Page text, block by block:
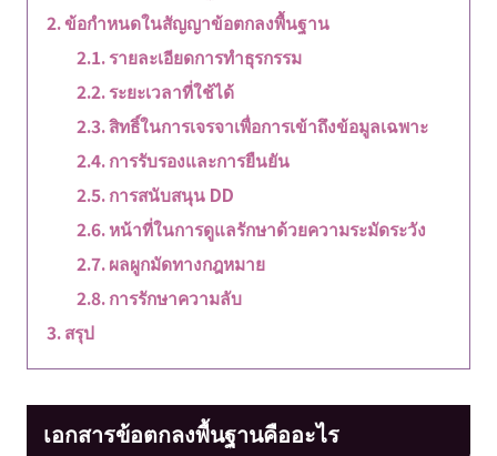
ข้อกำหนดในสัญญาข้อตกลงพื้นฐาน
รายละเอียดการทำธุรกรรม
ระยะเวลาที่ใช้ได้
สิทธิ์ในการเจรจาเพื่อการเข้าถึงข้อมูลเฉพาะ
การรับรองและการยืนยัน
การสนับสนุน DD
หน้าที่ในการดูแลรักษาด้วยความระมัดระวัง
ผลผูกมัดทางกฎหมาย
การรักษาความลับ
สรุป
เอกสารข้อตกลงพื้นฐานคืออะไร